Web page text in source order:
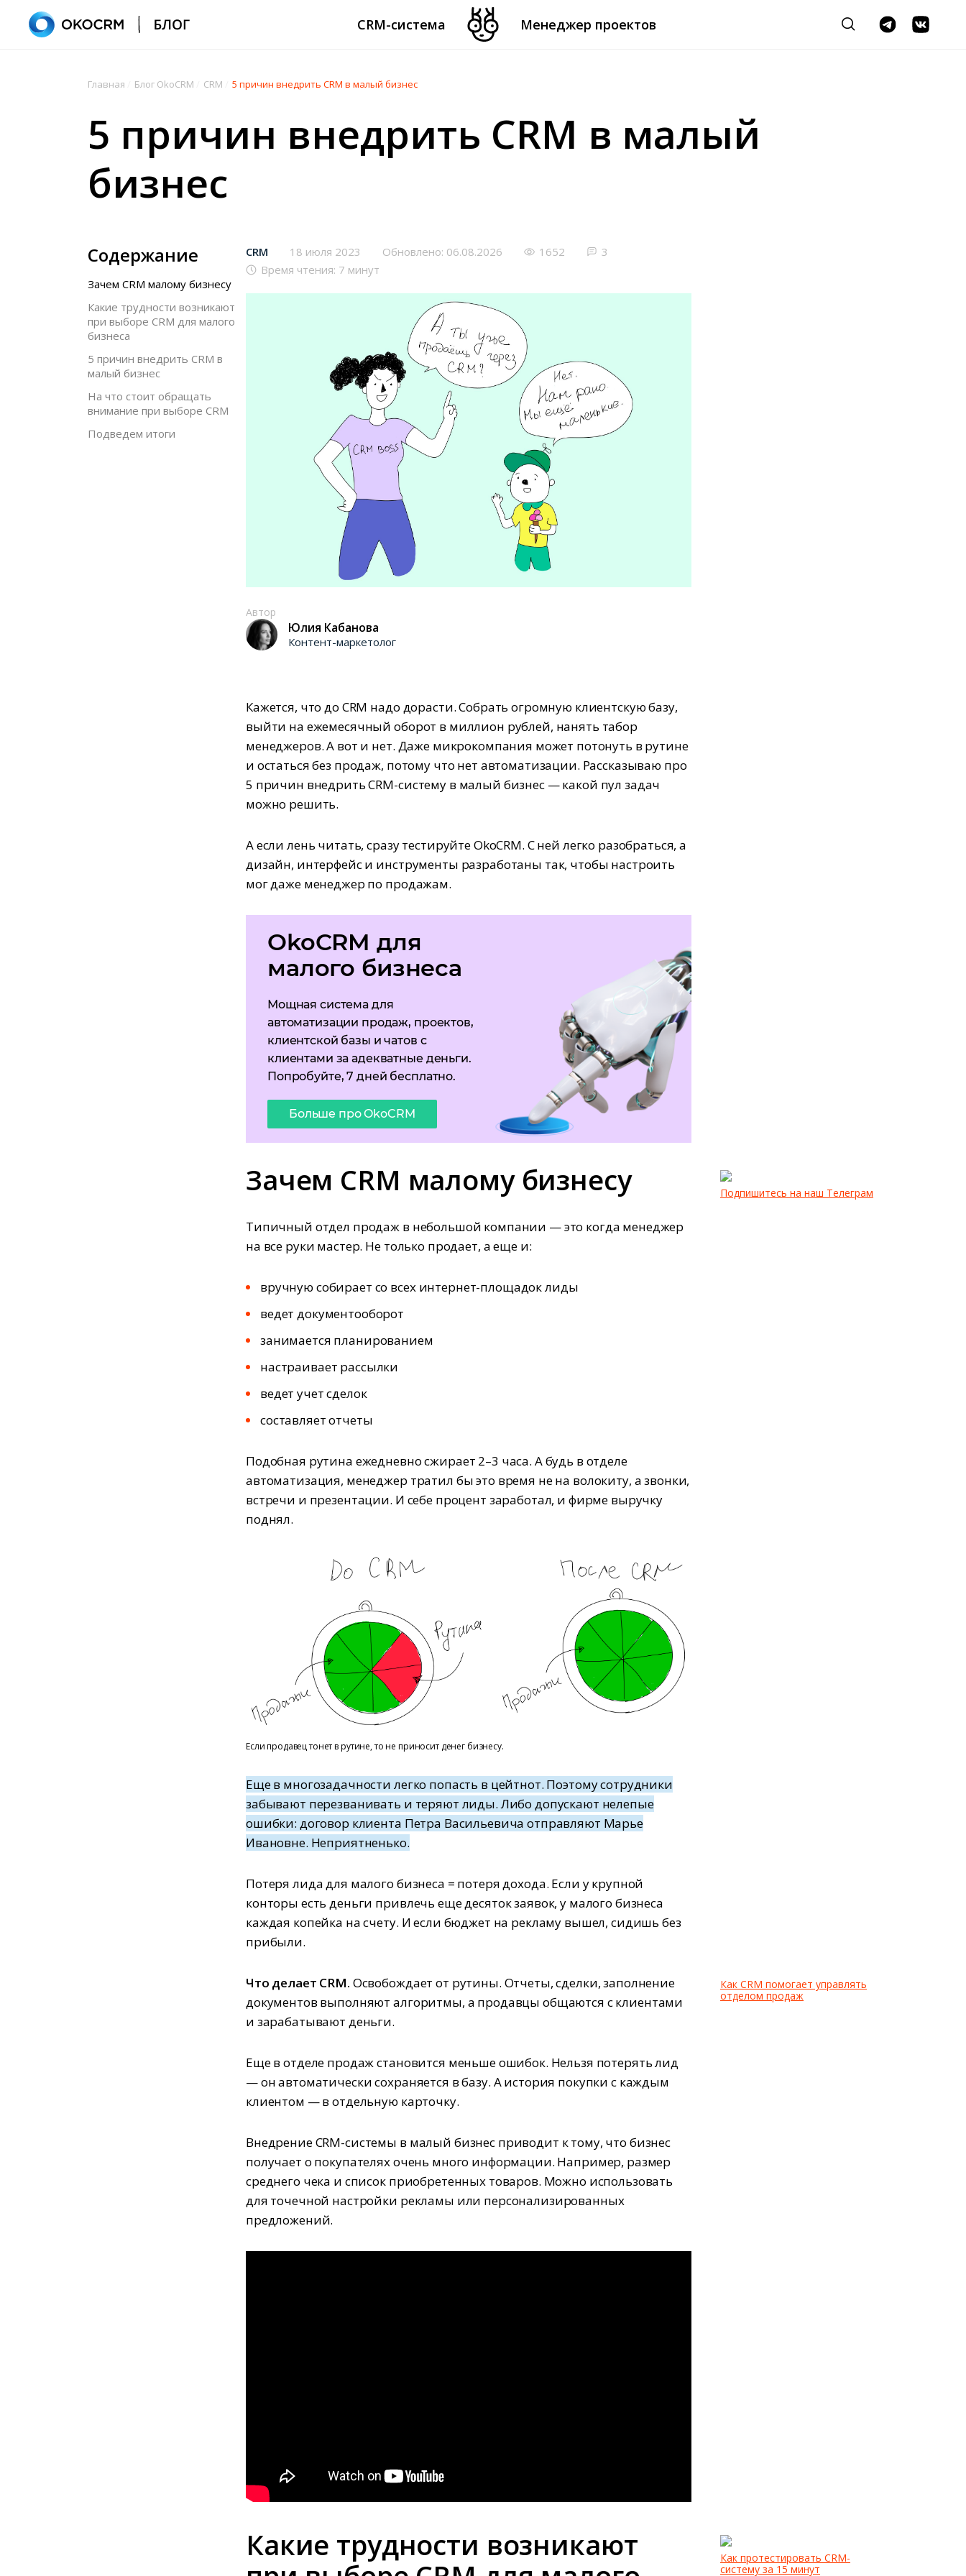
CRM-система Менеджер проектов
Главная Блог OkoCRM CRM 5 причин внедрить CRM в малый бизнес
5 причин внедрить CRM в малый
бизнес
Содержание
Зачем CRM малому бизнесу
Какие трудности возникают
при выборе CRM для малого
бизнеса
5 причин внедрить CRM в
малый бизнес
На что стоит обращать
внимание при выборе CRM
Подведем итоги
CRM 18 июля 2023 Обновлено: 06.08.2026 1652
3
Время чтения: 7 минут
Автор
Юлия Кабанова
Контент-маркетолог
Кажется, что до CRM надо дорасти. Собрать огромную клиентскую базу,
выйти на ежемесячный оборот в миллион рублей, нанять табор
менеджеров. А вот и нет. Даже микрокомпания может потонуть в рутине
и остаться без продаж, потому что нет автоматизации. Рассказываю про
5 причин внедрить CRM-систему в малый бизнес — какой пул задач
можно решить.
А если лень читать, сразу тестируйте OkoCRM. С ней легко разобраться, а
дизайн, интерфейс и инструменты разработаны так, чтобы настроить
мог даже менеджер по продажам.
OkoCRM для
малого бизнеса
Мощная система для
автоматизации продаж, проектов,
клиентской базы и чатов с
клиентами за адекватные деньги.
Попробуйте, 7 дней бесплатно.
Больше про OkoCRM
Зачем CRM малому бизнесу
Типичный отдел продаж в небольшой компании — это когда менеджер
на все руки мастер. Не только продает, а еще и:
вручную собирает со всех интернет-площадок лиды
ведет документооборот
занимается планированием
настраивает рассылки
ведет учет сделок
составляет отчеты
Подобная рутина ежедневно сжирает 2–3 часа. А будь в отделе
автоматизация, менеджер тратил бы это время не на волокиту, а звонки,
встречи и презентации. И себе процент заработал, и фирме выручку
поднял.
Подпишитесь на наш Телеграм
Если продавец тонет в рутине, то не приносит денег бизнесу.
Еще в многозадачности легко попасть в цейтнот. Поэтому сотрудники
забывают перезванивать и теряют лиды. Либо допускают нелепые
ошибки: договор клиента Петра Васильевича отправляют Марье
Ивановне. Неприятненько.
Потеря лида для малого бизнеса = потеря дохода. Если у крупной
конторы есть деньги привлечь еще десяток заявок, у малого бизнеса
каждая копейка на счету. И если бюджет на рекламу вышел, сидишь без
прибыли.
Что делает CRM. Освобождает от рутины. Отчеты, сделки, заполнение
документов выполняют алгоритмы, а продавцы общаются с клиентами
и зарабатывают деньги.
Еще в отделе продаж становится меньше ошибок. Нельзя потерять лид
— он автоматически сохраняется в базу. А история покупки с каждым
клиентом — в отдельную карточку.
Внедрение CRM-системы в малый бизнес приводит к тому, что бизнес
получает о покупателях очень много информации. Например, размер
среднего чека и список приобретенных товаров. Можно использовать
для точечной настройки рекламы или персонализированных
предложений.
Как CRM помогает управлять
отделом продаж
Какие трудности возникают
Как протестировать CRM-
систему за 15 минут